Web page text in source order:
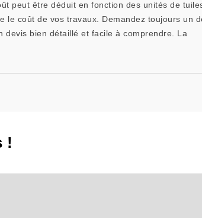
peut être déduit en fonction des unités de
le coût de vos travaux. Demandez toujours un
devis bien détaillé et facile à comprendre. La
!